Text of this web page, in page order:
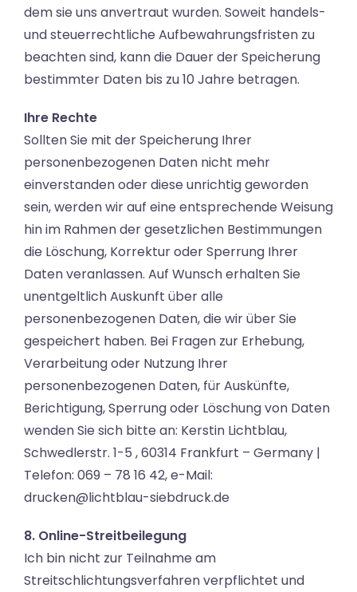
dem sie uns anvertraut wurden. Soweit handels-
und steuerrechtliche Aufbewahrungsfristen zu
beachten sind, kann die Dauer der Speicherung
bestimmter Daten bis zu 10 Jahre betragen.
Ihre Rechte
Sollten Sie mit der Speicherung Ihrer
personenbezogenen Daten nicht mehr
einverstanden oder diese unrichtig geworden
sein, werden wir auf eine entsprechende Weisung
hin im Rahmen der gesetzlichen Bestimmungen
die Löschung, Korrektur oder Sperrung Ihrer
Daten veranlassen. Auf Wunsch erhalten Sie
unentgeltlich Auskunft über alle
personenbezogenen Daten, die wir über Sie
gespeichert haben. Bei Fragen zur Erhebung,
Verarbeitung oder Nutzung Ihrer
personenbezogenen Daten, für Auskünfte,
Berichtigung, Sperrung oder Löschung von Daten
wenden Sie sich bitte an: Kerstin Lichtblau,
Schwedlerstr. 1-5 , 60314 Frankfurt – Germany |
Telefon: 069 – 78 16 42, e-Mail:
drucken@lichtblau-siebdruck.de
8. Online-Streitbeilegung
Ich bin nicht zur Teilnahme am
Streitschlichtungsverfahren verpflichtet und